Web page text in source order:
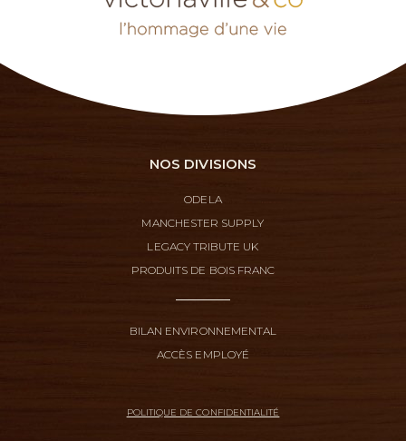
NOS DIVISIONS
ODELA
MANCHESTER SUPPLY
LEGACY TRIBUTE UK
PRODUITS DE BOIS FRANC
BILAN ENVIRONNEMENTAL
ACCÈS EMPLOYÉ
POLITIQUE DE CONFIDENTIALITÉ